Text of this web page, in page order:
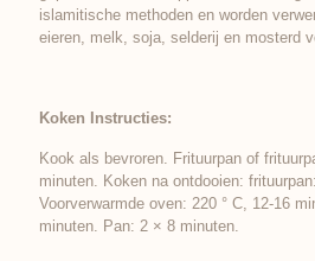
islamitische methoden en worden
eieren, melk, soja, selderij en mosterd
Koken Instructies:
Kook als bevroren. Frituurpan of
minuten. Koken na ontdooien:
Voorverwarmde oven: 220 ° C, 12-16
minuten. Pan: 2 × 8 minuten.